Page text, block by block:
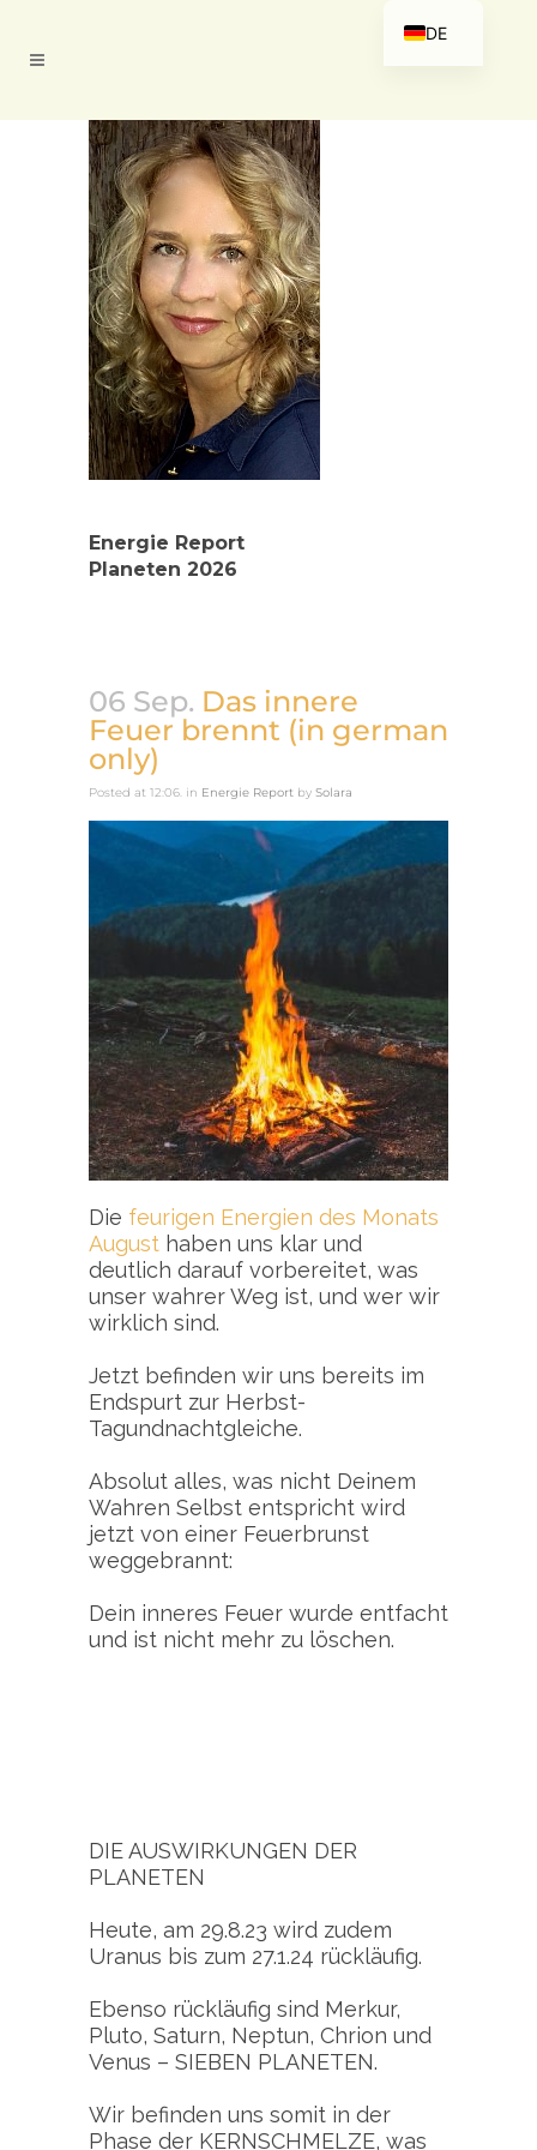
Energie Report
Planeten 2026
06 Sep. Das innere
Feuer brennt (in german
only)
Posted at 12:06. in Energie Report by Solara
Die feurigen Energien des Monats
August haben uns klar und
deutlich darauf vorbereitet, was
unser wahrer Weg ist, und wer wir
wirklich sind.
Jetzt befinden wir uns bereits im
Endspurt zur Herbst-
Tagundnachtgleiche.
Absolut alles, was nicht Deinem
Wahren Selbst entspricht wird
jetzt von einer Feuerbrunst
weggebrannt:
Dein inneres Feuer wurde entfacht
und ist nicht mehr zu löschen.
DIE AUSWIRKUNGEN DER
PLANETEN
Heute, am 29.8.23 wird zudem
Uranus bis zum 27.1.24 rückläufig.
Ebenso rückläufig sind Merkur,
Pluto, Saturn, Neptun, Chrion und
Venus – SIEBEN PLANETEN.
Wir befinden uns somit in der
Phase der KERNSCHMELZE, was
DE
EN